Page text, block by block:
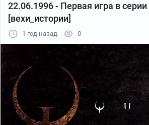
22.06.1996 - Первая игра в серии
[вехи_истории]
1 год назад 0